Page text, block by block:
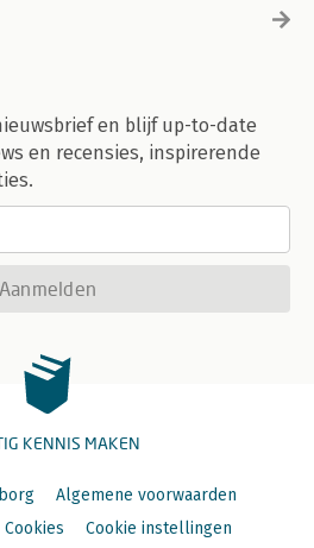
en blijf up-to-date
en recensies, inspirerende
Aanmelden
KENNIS MAKEN
Algemene voorwaarden
Cookies Cookie instellingen